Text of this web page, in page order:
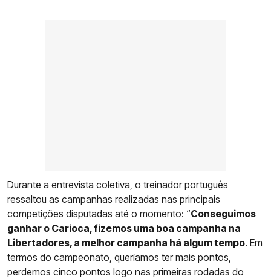
Durante a entrevista coletiva, o treinador português
ressaltou as campanhas realizadas nas principais
competições disputadas até o momento: “Conseguimos
ganhar o Carioca, fizemos uma boa campanha na
Libertadores, a melhor campanha há algum tempo. Em
termos do campeonato, queríamos ter mais pontos,
perdemos cinco pontos logo nas primeiras rodadas do